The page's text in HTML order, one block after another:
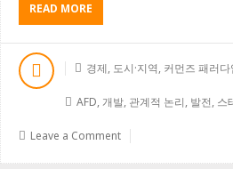
READ MORE
B
O
T
먼
에
기
경제, 도시·지역, 커먼즈 패러다
AFD,개발, 관계적 논리, 발전, 스
Leave a Comment